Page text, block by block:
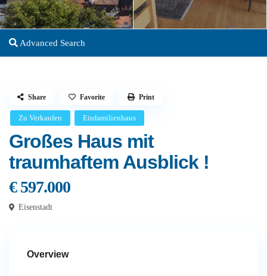
Advanced Search
Zu Verkaufen Einfamilienhaus
Großes Haus mit
traumhaftem Ausblick !
€ 597.000
Eisenstadt
Share Favorite Print
Overview